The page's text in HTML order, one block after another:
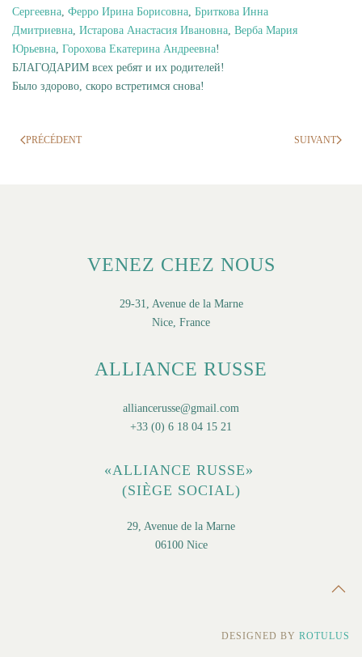
Сергеевна Ферро Ирина Борисовна Бриткова Инна
Дмитриевна Истарова Анастасия Ивановна Верба Мария
Юрьевна Горохова Екатерина Андреевна!
БЛАГОДАРИМ всех ребят и их родителей!
Было здорово, скоро встретимся снова!
PRÉCÉDENT SUIVANT
VENEZ CHEZ NOUS
29-31, Avenue de la Marne
Nice, France
ALLIANCE RUSSE
alliancerusse@gmail.com
+33 (0) 6 18 04 15 21
«ALLIANCE RUSSE»
(SIÈGE SOCIAL)
29, Avenue de la Marne
06100 Nice
DESIGNED BY ROTULUS